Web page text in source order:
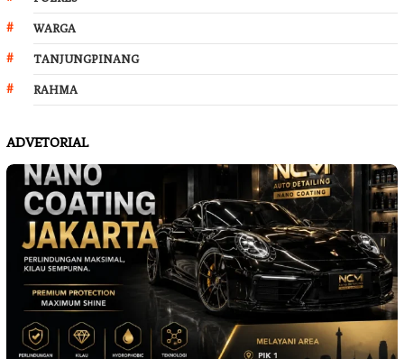
WARGA
TANJUNGPINANG
RAHMA
ADVETORIAL